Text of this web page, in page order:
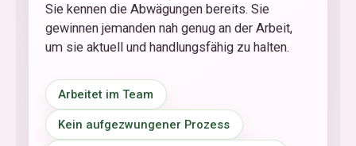
Sie kennen die Abwägungen bereits. Sie
gewinnen jemanden nah genug an der Arbeit,
um sie aktuell und handlungsfähig zu halten.
Arbeitet im Team
Kein aufgezwungener Prozess